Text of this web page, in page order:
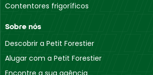
Contentores frigoríficos
Sobre nós
Descobrir a Petit Forestier
Alugar com a Petit Forestier
Encontre a sua agência